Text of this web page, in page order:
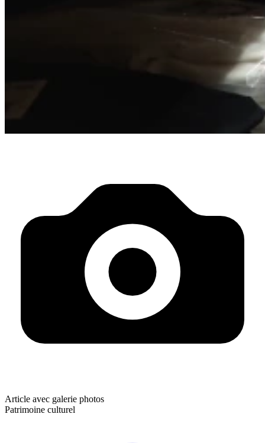
Article avec galerie photos
Patrimoine culturel